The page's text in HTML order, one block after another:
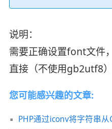
说明：
需要正确设置font文件
直接（不使用gb2utf8
您可能感兴趣的文章:
PHP通过iconv将字符串